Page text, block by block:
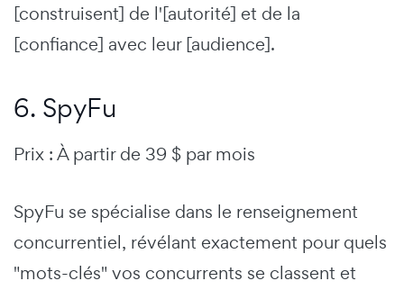
[construisent] de l'[autorité] et de la
[confiance] avec leur [audience].
6. SpyFu
Prix : À partir de 39 $ par mois
SpyFu se spécialise dans le renseignement
concurrentiel, révélant exactement pour quels
"mots-clés" vos concurrents se classent et